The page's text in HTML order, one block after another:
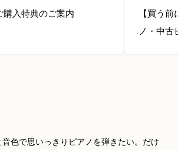
購入特典のご案内
【買う
ノ・中古
色で思いっきりピアノを弾きたい。だけ